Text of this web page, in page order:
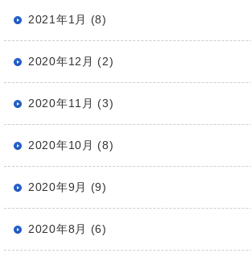
2021年1月 (8)
2020年12月 (2)
2020年11月 (3)
2020年10月 (8)
2020年9月 (9)
2020年8月 (6)